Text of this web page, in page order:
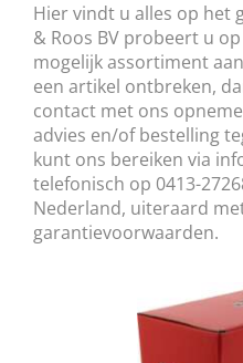
Hier vindt u alles op het
& Roos BV probeert u
mogelijk assortiment
een artikel ontbreken,
contact met ons
advies en/of bestelling
kunt ons bereiken via
telefonisch op 0413-
Nederland, uiteraard
garantievoorwaarden.